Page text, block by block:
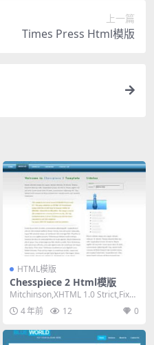
上一篇
Times Press Html模版
HTML模版
Chesspiece 2 Html模版
Mitchinson,XHTML 1.0 Strict,Fixed
Width,...
4 年前 12 0